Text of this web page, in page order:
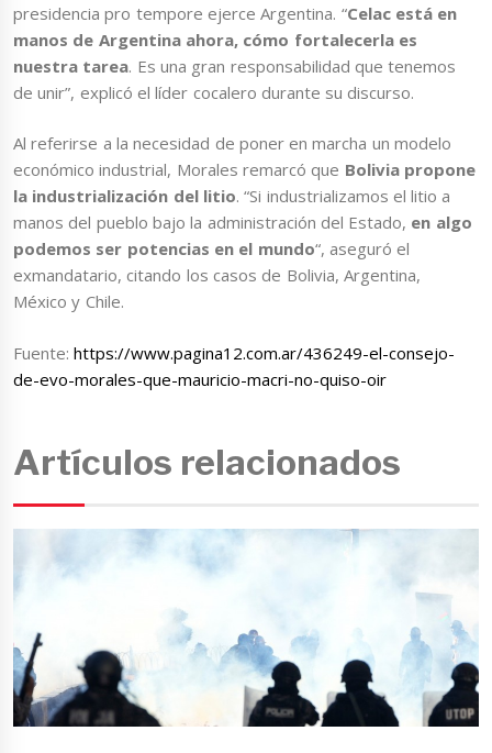
presidencia pro tempore ejerce Argentina. “Celac está en
manos de Argentina ahora, cómo fortalecerla es
nuestra tarea. Es una gran responsabilidad que tenemos
de unir”, explicó el líder cocalero durante su discurso.
Al referirse a la necesidad de poner en marcha un modelo
económico industrial, Morales remarcó que Bolivia propone
la industrialización del litio. “Si industrializamos el litio a
manos del pueblo bajo la administración del Estado, en algo
podemos ser potencias en el mundo“, aseguró el
exmandatario, citando los casos de Bolivia, Argentina,
México y Chile.
Fuente:https://www.pagina12.com.ar/436249-el-consejo-
de-evo-morales-que-mauricio-macri-no-quiso-oir
Artículos relacionados